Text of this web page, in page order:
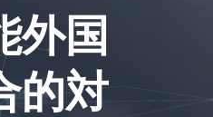
外国
的対